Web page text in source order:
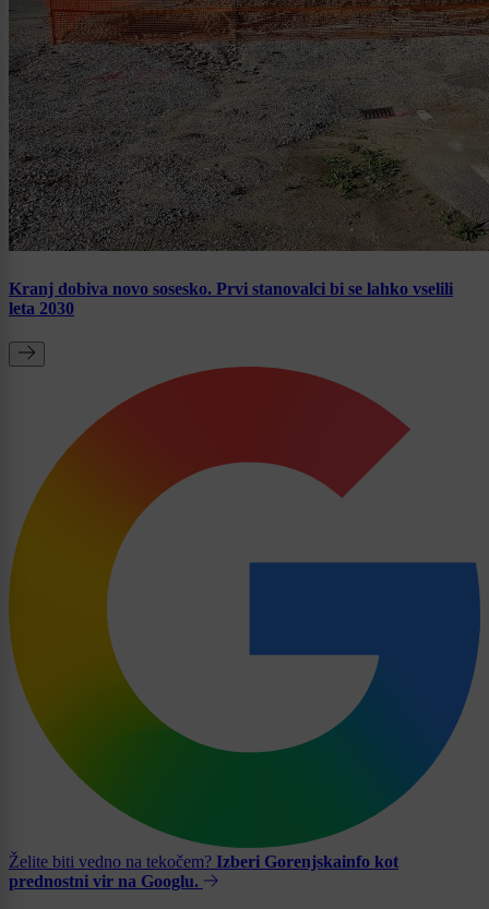
Kranj dobiva novo sosesko. Prvi stanovalci bi se lahko vselili
leta 2030
Želite biti vedno na tekočem? Izberi Gorenjskainfo kot
prednostni vir na Googlu.